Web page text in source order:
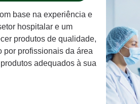
base na experiência e
hospitalar e um
produtos de qualidade,
por profissionais da área
adequados à sua